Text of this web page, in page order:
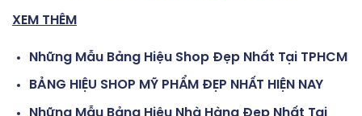
XEM THÊM
Những Mẫu Bảng Hiệu Shop Đẹp Nhất Tại TPHCM
BẢNG HIỆU SHOP MỸ PHẨM ĐẸP NHẤT HIỆN NAY
Những Mẫu Bảng Hiệu Nhà Hàng Đẹp Nhất Tại